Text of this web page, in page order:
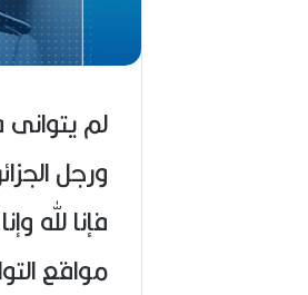
لم يتوانى
ورجل
فإنا لله
مواقع